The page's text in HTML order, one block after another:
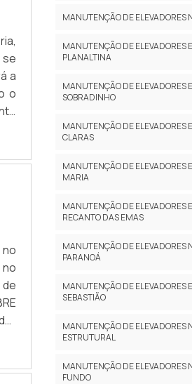
a
o
MANUTENÇÃO DE ELEVADORES
MANUTENÇÃO DE ELEVADORES
PLANALTINA
MANUTENÇÃO DE ELEVADORES
SOBRADINHO
MANUTENÇÃO DE ELEVADORES
CLARAS
MANUTENÇÃO DE ELEVADORES
MARIA
MANUTENÇÃO DE ELEVADORES
RECANTO DAS EMAS
MANUTENÇÃO DE ELEVADORES
PARANOÁ
MANUTENÇÃO DE ELEVADORES
SEBASTIÃO
MANUTENÇÃO DE ELEVADORES
ESTRUTURAL
MANUTENÇÃO DE ELEVADORES
FUNDO